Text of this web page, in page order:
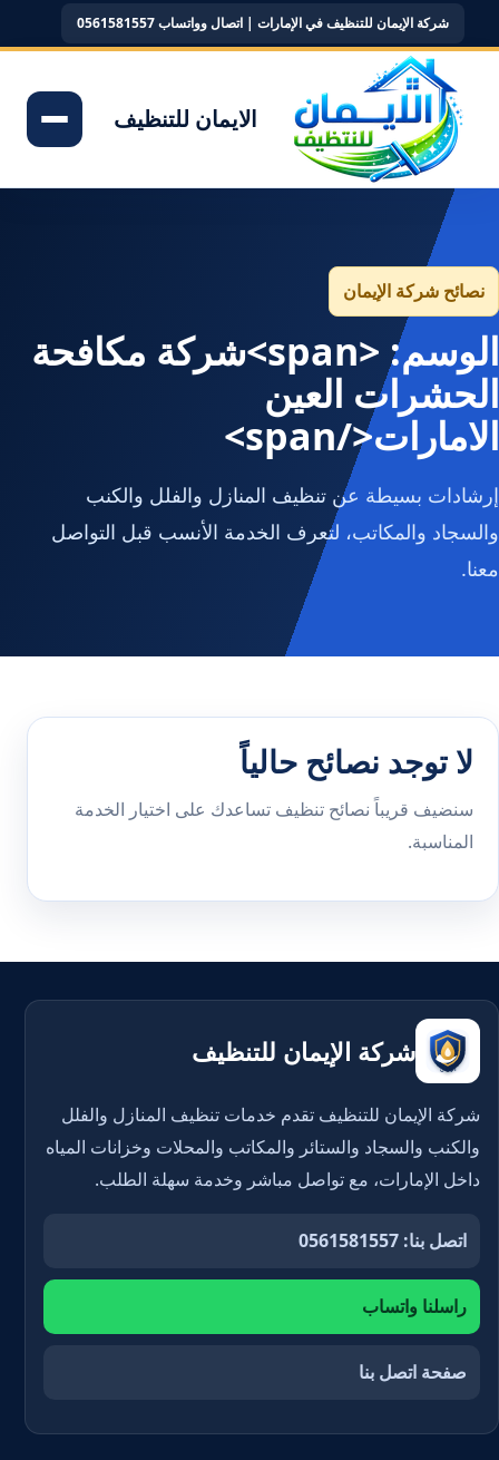
شركة الإيمان للتنظيف في الإمارات | اتصال وواتساب 0561581557
الايمان للتنظيف
نصائح شركة الإيمان
الوسم: <span>شركة مكافحة
الحشرات العين
الامارات</span>
إرشادات بسيطة عن تنظيف المنازل والفلل والكنب
والسجاد والمكاتب، لتعرف الخدمة الأنسب قبل التواصل
معنا.
لا توجد نصائح حالياً
سنضيف قريباً نصائح تنظيف تساعدك على اختيار الخدمة
المناسبة.
شركة الإيمان للتنظيف
شركة الإيمان للتنظيف تقدم خدمات تنظيف المنازل والفلل
والكنب والسجاد والستائر والمكاتب والمحلات وخزانات المياه
داخل الإمارات، مع تواصل مباشر وخدمة سهلة الطلب.
اتصل بنا: 0561581557
راسلنا واتساب
صفحة اتصل بنا